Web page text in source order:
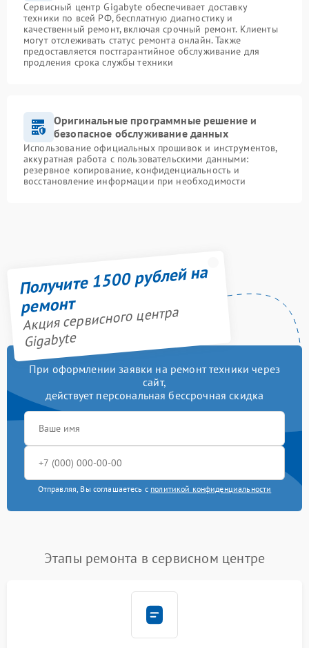
Сервисный центр Gigabyte обеспечивает доставку
техники по всей РФ, бесплатную диагностику и
качественный ремонт, включая срочный ремонт. Клиенты
могут отслеживать статус ремонта онлайн. Также
предоставляется постгарантийное обслуживание для
продления срока службы техники
Оригинальные программные решение и
безопасное обслуживание данных
Использование официальных прошивок и инструментов,
аккуратная работа с пользовательскими данными:
резервное копирование, конфиденциальность и
восстановление информации при необходимости
Получите 1500 рублей на
ремонт
Акция сервисного центра
Gigabyte
При оформлении заявки на ремонт техники через
сайт,
действует персональная бессрочная скидка
Отправляя, Вы соглашаетесь с политикой конфиденциальности
Этапы ремонта в сервисном центре